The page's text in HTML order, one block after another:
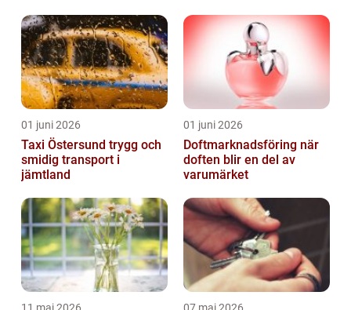
01 juni 2026
Taxi Östersund trygg och
smidig transport i
jämtland
01 juni 2026
Doftmarknadsföring när
doften blir en del av
varumärket
11 maj 2026 07 maj 2026